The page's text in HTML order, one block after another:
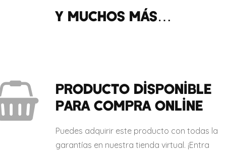
Y muchos más…
Producto disponible
para compra online
Puedes adquirir este producto con todas la
garantías en nuestra tienda virtual. ¡Entra